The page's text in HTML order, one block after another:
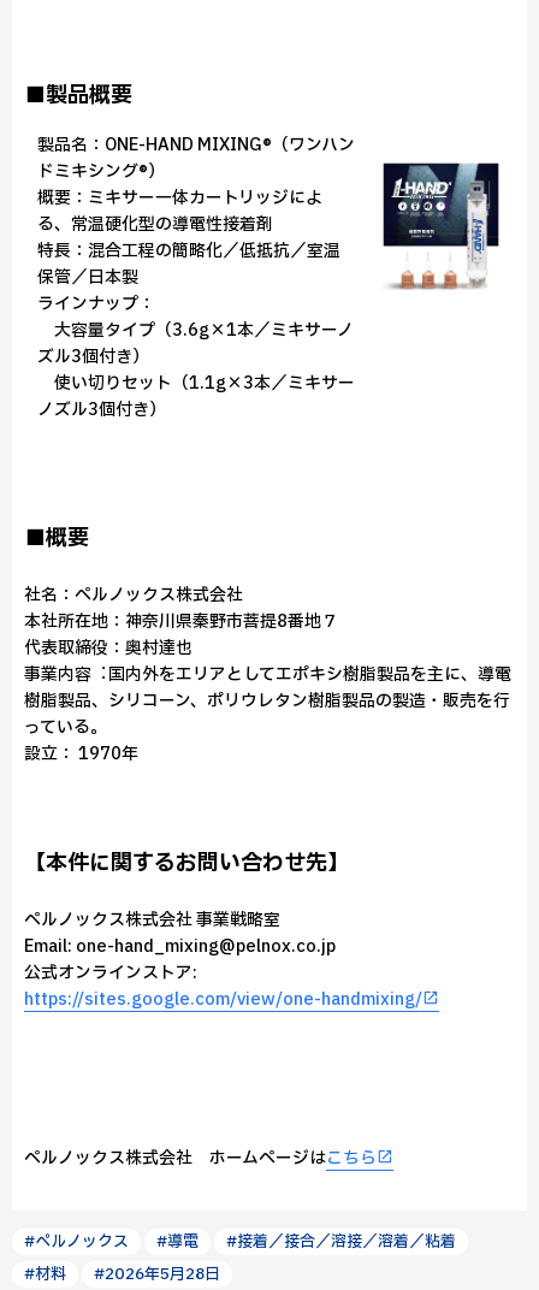
■製品概要
製品名：ONE-HAND MIXING®（ワンハン
ドミキシング®）
概要：ミキサー一体カートリッジによ
る、常温硬化型の導電性接着剤
特長：混合工程の簡略化／低抵抗／室温
保管／日本製
ラインナップ：
大容量タイプ（3.6g×1本／ミキサーノ
ズル3個付き）
使い切りセット（1.1g×3本／ミキサー
ノズル3個付き）
■概要
社名：ペルノックス株式会社
本社所在地：神奈川県秦野市菩提8番地７
代表取締役：奥村達也
事業内容︓国内外をエリアとしてエポキシ樹脂製品を主に、導電
樹脂製品、シリコーン、ポリウレタン樹脂製品の製造・販売を行
っている。
設立： 1970年
【本件に関するお問い合わせ先】
ペルノックス株式会社 事業戦略室
Email: one-hand_mixing@pelnox.co.jp
公式オンラインストア:
https://sites.google.com/view/one-handmixing/
ペルノックス株式会社 ホームページはこちら
#ペルノックス #導電
#接着／接合／溶接／溶着／粘着
#材料
#2026年5月28日